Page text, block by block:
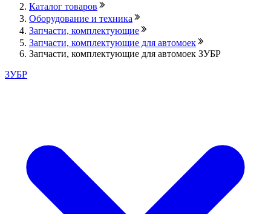
Каталог товаров
Оборудование и техника
Запчасти, комплектующие
Запчасти, комплектующие для автомоек
Запчасти, комплектующие для автомоек ЗУБР
ЗУБР